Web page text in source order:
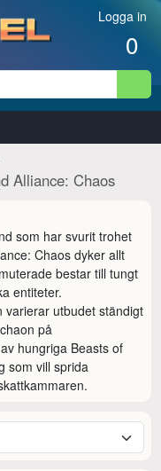
Logga in
0
Alliance: Chaos
som har svurit trohet
Chaos dyker allt
bestar till tungt
entiteter.
varierar utbudet ständigt
på
hungriga Beasts of
som vill sprida